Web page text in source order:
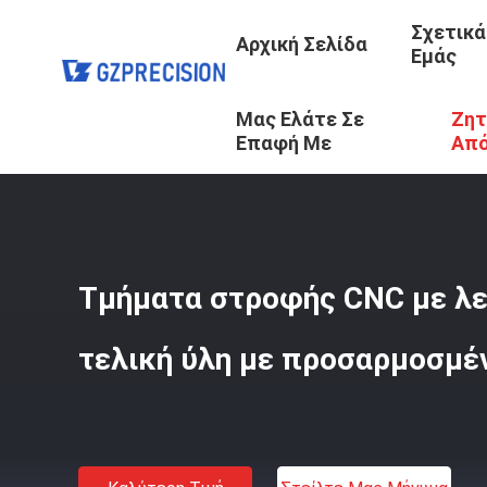
Αρχική Σελίδα
Εμάς
Μας Ελάτε Σε
Επαφή Με
Προϊόντα / Τμήματα Στροφής CNC /
Τμήματα στροφής CNC με
τελική ύλη με